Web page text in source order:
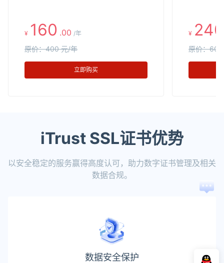
¥ 160 .00 /年
原价：400 元/年
立即购买
¥ 240
原价：
iTrust SSL证书优势
以安全稳定的服务赢得高度认可，助力数字证书管理及相关
数据合规。
数据安全保护